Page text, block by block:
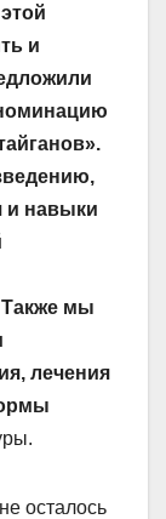
и
и навыки
Также мы
лечения
осталось